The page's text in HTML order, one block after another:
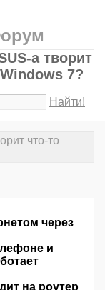
а творит
7?
Найти!
что-то
через
и
на роутер